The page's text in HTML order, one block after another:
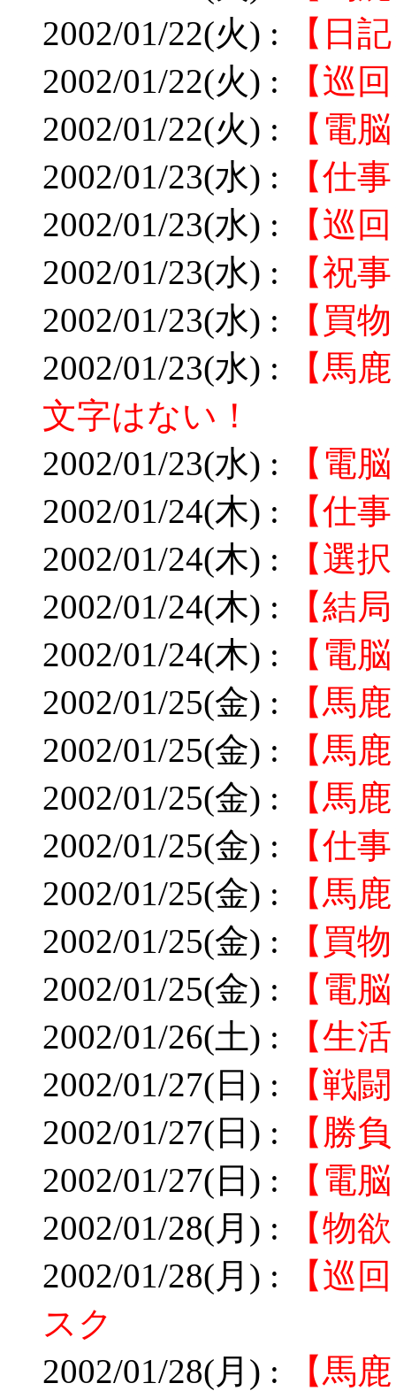
2002/01/22(火) :
【日
2002/01/22(火) :
【巡
2002/01/22(火) :
【電
2002/01/23(水) :
【仕
2002/01/23(水) :
【巡
2002/01/23(水) :
【祝
2002/01/23(水) :
【買
2002/01/23(水) :
【馬
文字はない！
2002/01/23(水) :
【電
2002/01/24(木) :
【仕
2002/01/24(木) :
【選
2002/01/24(木) :
【結
2002/01/24(木) :
【電
2002/01/25(金) :
【馬
2002/01/25(金) :
【馬
2002/01/25(金) :
【馬
2002/01/25(金) :
【仕
2002/01/25(金) :
【馬
2002/01/25(金) :
【買
2002/01/25(金) :
【電
2002/01/26(土) :
【生
2002/01/27(日) :
【戦
2002/01/27(日) :
【勝
2002/01/27(日) :
【電
2002/01/28(月) :
【物
2002/01/28(月) :
【巡
スク
2002/01/28(月) :
【馬